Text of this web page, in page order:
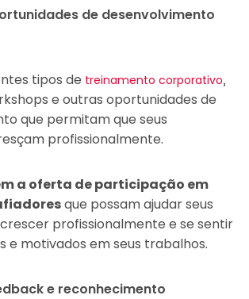
de desenvolvimento
tipos de treinamento corporativo,
e outras oportunidades de
que permitam que seus
profissionalmente.
a oferta de participação em
que possam ajudar seus
profissionalmente e se sentir
e motivados em seus trabalhos.
e reconhecimento